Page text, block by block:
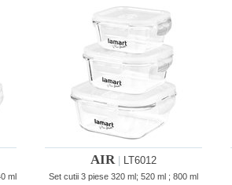
ml
AIR| LT6012
Set cutii 3 piese 320 ml; 520 ml ; 800 ml